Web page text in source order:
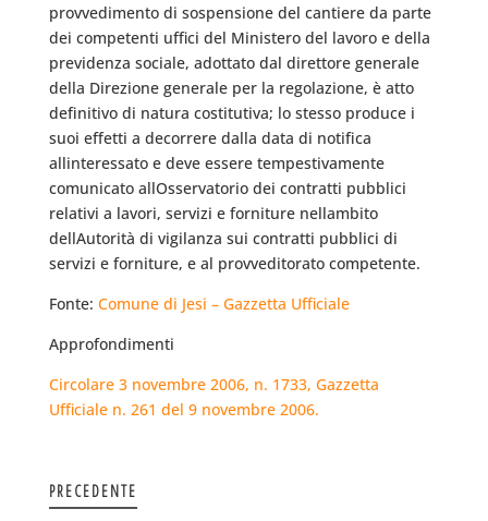
provvedimento di sospensione del cantiere da parte
dei competenti uffici del Ministero del lavoro e della
previdenza sociale, adottato dal direttore generale
della Direzione generale per la regolazione, è atto
definitivo di natura costitutiva; lo stesso produce i
suoi effetti a decorrere dalla data di notifica
allinteressato e deve essere tempestivamente
comunicato allOsservatorio dei contratti pubblici
relativi a lavori, servizi e forniture nellambito
dellAutorità di vigilanza sui contratti pubblici di
servizi e forniture, e al provveditorato competente.
Fonte: Comune di Jesi – Gazzetta Ufficiale
Approfondimenti
Circolare 3 novembre 2006, n. 1733, Gazzetta
Ufficiale n. 261 del 9 novembre 2006.
PRECEDENTE